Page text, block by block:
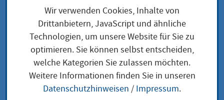
beantragen
Lagergenehmigung
nach Sprengstoffrecht
Wir verwenden Cookies, Inhalte von
Drittanbietern, JavaScript und ähnliche
Technologien, um unsere Website für Sie zu
optimieren. Sie können selbst entscheiden,
welche Kategorien Sie zulassen möchten.
Weitere Informationen finden Sie in unseren
Datenschutzhinweisen / Impressum.